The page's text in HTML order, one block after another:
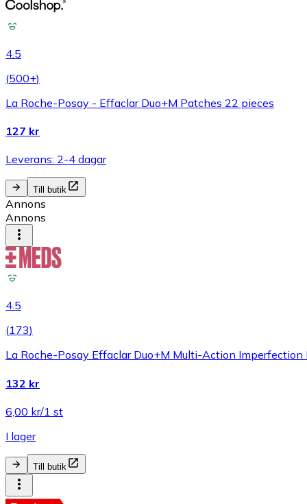
4.5
(500+)
La Roche-Posay - Effaclar Duo+M Patches 22 pieces
127 kr
Leverans: 2-4 dagar
Till butik
Annons
Annons
4.5
(173)
La Roche-Posay Effaclar Duo+M Multi-Action
132 kr
6,00 kr/1 st
I lager
Till butik